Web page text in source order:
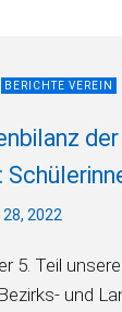
BERICHTE VEREIN
2022
5. Teil
und